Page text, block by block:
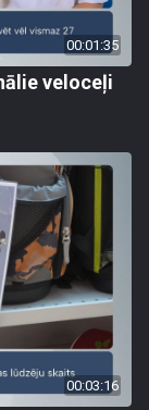
00:01:35
veloceļi
00:03:16